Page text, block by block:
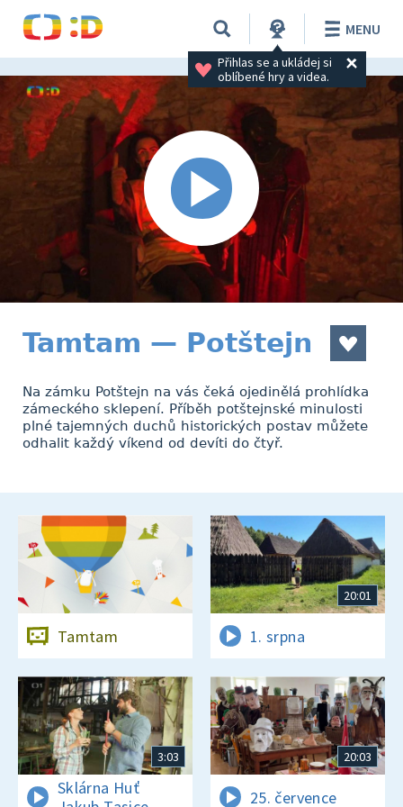
Přihlas se a ukládej si
oblíbené hry a videa.
MENU
Tamtam — Potštejn
Na zámku Potštejn na vás čeká ojedinělá prohlídka
zámeckého sklepení. Příběh potštejnské minulosti
plné tajemných duchů historických postav můžete
odhalit každý víkend od devíti do čtyř.
Tamtam
20:01
1. srpna
3:03
Sklárna Huť
20:03
25. července